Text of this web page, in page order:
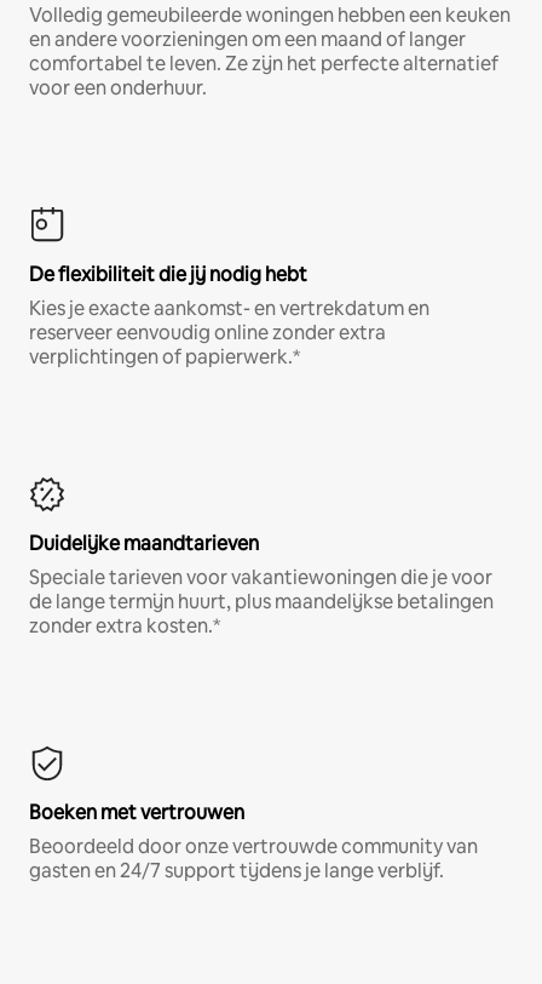
Volledig gemeubileerde woningen hebben een keuken
en andere voorzieningen om een maand of langer
comfortabel te leven. Ze zijn het perfecte alternatief
voor een onderhuur.
De flexibiliteit die jij nodig hebt
Kies je exacte aankomst- en vertrekdatum en
reserveer eenvoudig online zonder extra
verplichtingen of papierwerk.*
Duidelijke maandtarieven
Speciale tarieven voor vakantiewoningen die je voor
de lange termijn huurt, plus maandelijkse betalingen
zonder extra kosten.*
Boeken met vertrouwen
Beoordeeld door onze vertrouwde community van
gasten en 24/7 support tijdens je lange verblijf.